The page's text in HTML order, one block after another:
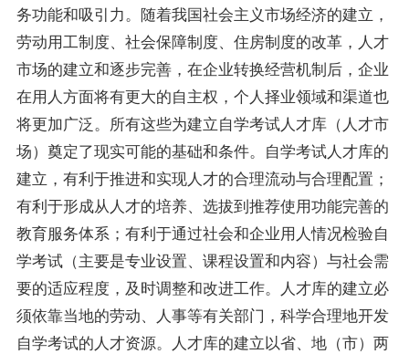
务功能和吸引力。随着我国社会主义市场经济的建立，
劳动用工制度、社会保障制度、住房制度的改革，人才
市场的建立和逐步完善，在企业转换经营机制后，企业
在用人方面将有更大的自主权，个人择业领域和渠道也
将更加广泛。所有这些为建立自学考试人才库（人才市
场）奠定了现实可能的基础和条件。自学考试人才库的
建立，有利于推进和实现人才的合理流动与合理配置；
有利于形成从人才的培养、选拔到推荐使用功能完善的
教育服务体系；有利于通过社会和企业用人情况检验自
学考试（主要是专业设置、课程设置和内容）与社会需
要的适应程度，及时调整和改进工作。人才库的建立必
须依靠当地的劳动、人事等有关部门，科学合理地开发
自学考试的人才资源。人才库的建立以省、地（市）两